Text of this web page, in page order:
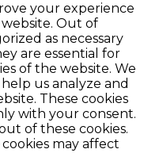
your experience
Out of
as necessary
are essential for
of the website. We
us analyze and
These cookies
with your consent.
of these cookies.
may affect